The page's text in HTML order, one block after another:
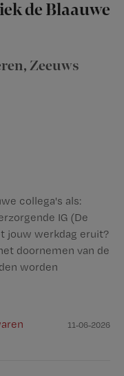
de Blaauwe
, Zeeuws
collega's als:
IG (De
jouw werkdag eruit?
doornemen van de
worden
11-06-2026